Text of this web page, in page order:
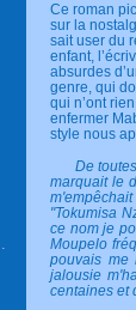
Ce roman
sur la
sait user du
enfant,
absurdes
genre, qui
qui n’ont
enfermer
style nous
De
marquait le
"Tokumisa
ce nom je
Moupelo
pouvais me
jalousie
centaines et